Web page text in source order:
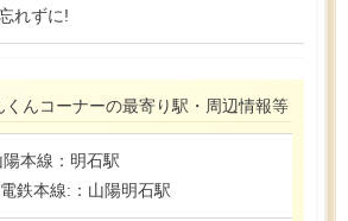
れずに!
くんコーナーの最寄り駅・周辺情報等
本線：明石駅
鉄本線:：山陽明石駅